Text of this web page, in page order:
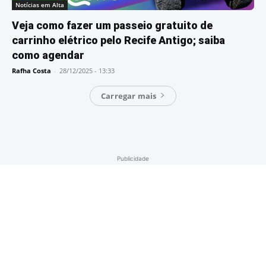
Notícias em Alta
Veja como fazer um passeio gratuito de
carrinho elétrico pelo Recife Antigo; saiba
como agendar
Rafha Costa - 28/12/2025 - 13:33
Carregar mais
Publicidade